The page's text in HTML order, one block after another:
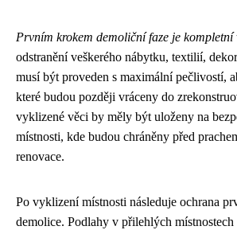
Prvním krokem demoliční faze je kompletní
odstranění veškerého nábytku, textilií,
musí být proveden s maximální pečlivostí,
které budou později vráceny do
vyklizené věci by měly být uloženy na
místnosti, kde budou chráněny před
renovace.
Po vyklizení místnosti následuje ochrana
demolice. Podlahy v přilehlých